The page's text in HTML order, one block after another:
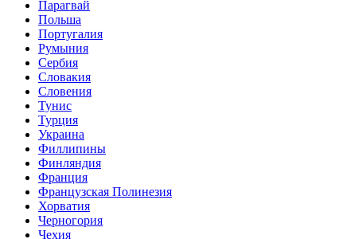
Парагвай
Польша
Португалия
Румыния
Сербия
Словакия
Словения
Тунис
Турция
Украина
Филлипины
Финляндия
Франция
Французская Полинезия
Хорватия
Черногория
Чехия